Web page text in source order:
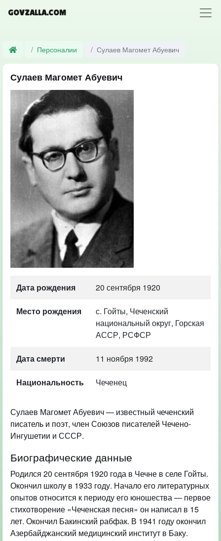
GOVZALLA.COM
Персоналии Сулаев Магомет Абуевич
Сулаев Магомет Абуевич
Дата рождения 20 сентября 1920
Место рождения
с. Гойты, Чеченский
национальный округ, Горская
АССР, РСФСР
Дата смерти 11 ноября 1992
Национальность Чеченец
Сулаев Магомет Абуевич — известный чеченский
писатель и поэт, член Союзов писателей Чечено-
Ингушетии и СССР.
Биографические данные
Родился 20 сентября 1920 года в Чечне в селе Гойты.
Окончил школу в 1933 году. Начало его литературных
опытов относится к периоду его юношества — первое
стихотворение «Чеченская песня» он написал в 15
лет. Окончил Бакинский рабфак. В 1941 году окончил
Азербайджанский медицинский институт в Баку.